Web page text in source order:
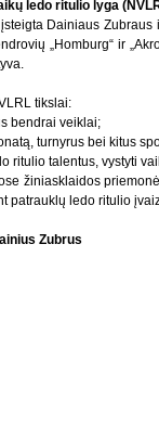
ledo ritulio lyga
Dainiaus
„Homburg“ ir
tikslai:
bendrai veiklai;
turnyrus bei kitus
ritulio talentus, vystyti
žiniasklaidos
patrauklų ledo ritulio
Zubrus